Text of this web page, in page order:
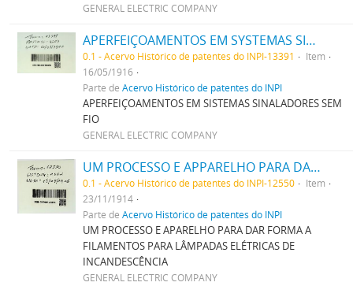
GENERAL ELECTRIC COMPANY
APERFEIÇOAMENTOS EM SYSTEMAS SIGNALADORES SEM FIO
0.1 - Acervo Histórico de patentes do INPI-13391
Item
16/05/1916
Parte deAcervo Histórico de patentes do INPI
APERFEIÇOAMENTOS EM SISTEMAS SINALADORES SEM
FIO
GENERAL ELECTRIC COMPANY
UM PROCESSO E APPARELHO PARA DAR FORMA A FILAMENTOS PARA LAMPADAS ELECTRICAS DE INCANDESCENCIA
0.1 - Acervo Histórico de patentes do INPI-12550
Item
23/11/1914
Parte deAcervo Histórico de patentes do INPI
UM PROCESSO E APARELHO PARA DAR FORMA A
FILAMENTOS PARA LÂMPADAS ELÉTRICAS DE
INCANDESCÊNCIA
GENERAL ELECTRIC COMPANY